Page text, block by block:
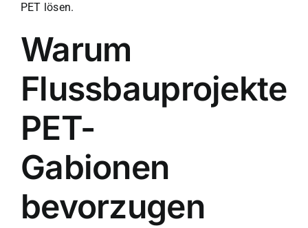
PET lösen.
Warum
Flussbauprojekte
PET-
Gabionen
bevorzugen